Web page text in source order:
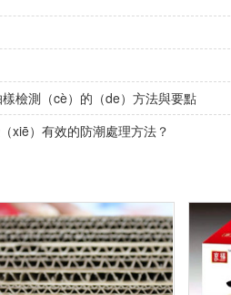
檢測（cè）的（de）方法與要點
xiē）有效的防潮處理方法？